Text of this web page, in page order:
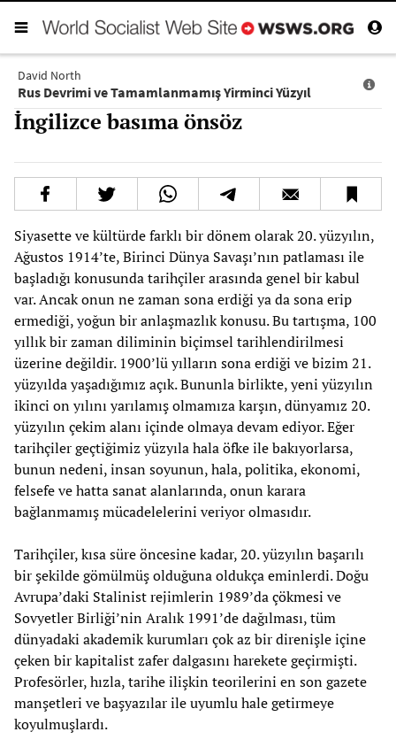
David North
Rus Devrimi ve Tamamlanmamış Yirminci Yüzyıl
İngilizce basıma önsöz
Siyasette ve kültürde farklı bir dönem olarak 20. yüzyılın,
Ağustos 1914’te, Birinci Dünya Savaşı’nın patlaması ile
başladığı konusunda tarihçiler arasında genel bir kabul
var. Ancak onun ne zaman sona erdiği ya da sona erip
ermediği, yoğun bir anlaşmazlık konusu. Bu tartışma, 100
yıllık bir zaman diliminin biçimsel tarihlendirilmesi
üzerine değildir. 1900’lü yılların sona erdiği ve bizim 21.
yüzyılda yaşadığımız açık. Bununla birlikte, yeni yüzyılın
ikinci on yılını yarılamış olmamıza karşın, dünyamız 20.
yüzyılın çekim alanı içinde olmaya devam ediyor. Eğer
tarihçiler geçtiğimiz yüzyıla hala öfke ile bakıyorlarsa,
bunun nedeni, insan soyunun, hala, politika, ekonomi,
felsefe ve hatta sanat alanlarında, onun karara
bağlanmamış mücadelelerini veriyor olmasıdır.
Tarihçiler, kısa süre öncesine kadar, 20. yüzyılın başarılı
bir şekilde gömülmüş olduğuna oldukça eminlerdi. Doğu
Avrupa’daki Stalinist rejimlerin 1989’da çökmesi ve
Sovyetler Birliği’nin Aralık 1991’de dağılması, tüm
dünyadaki akademik kurumları çok az bir direnişle içine
çeken bir kapitalist zafer dalgasını harekete geçirmişti.
Profesörler, hızla, tarihe ilişkin teorilerini en son gazete
manşetleri ve başyazılar ile uyumlu hale getirmeye
koyulmuşlardı.